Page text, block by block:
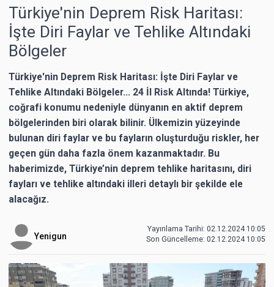
Türkiye'nin Deprem Risk Haritası:
İşte Diri Faylar ve Tehlike Altındaki
Bölgeler
Türkiye'nin Deprem Risk Haritası: İşte Diri Faylar ve
Tehlike Altındaki Bölgeler... 24 İl Risk Altında! Türkiye,
coğrafi konumu nedeniyle dünyanın en aktif deprem
bölgelerinden biri olarak bilinir. Ülkemizin yüzeyinde
bulunan diri faylar ve bu fayların oluşturduğu riskler, her
geçen gün daha fazla önem kazanmaktadır. Bu
haberimizde, Türkiye’nin deprem tehlike haritasını, diri
fayları ve tehlike altındaki illeri detaylı bir şekilde ele
alacağız.
Yenigun
Yayınlama Tarihi: 02.12.2024 10:05
Son Güncelleme: 02.12.2024 10:05